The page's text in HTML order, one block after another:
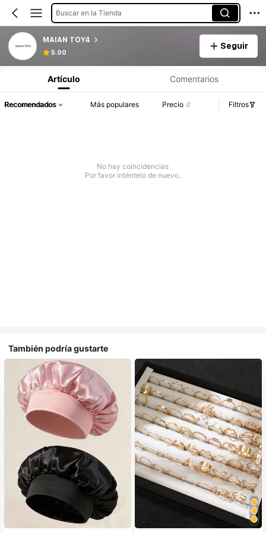
Buscar en la Tienda
MAIAN TOY4
5.00
Seguir
Artículo Comentarios
Recomendados Más populares Precio Filtros
No hay coincidencias
Por favor inténtelo de nuevo.
También podría gustarte